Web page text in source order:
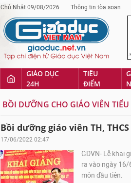
Chủ Nhật 09/08/2026 Thông tin tòa soạn
GIÁO DỤC
24H
TIÊU
ĐIỂM
BỒI DƯỠNG CHO GIÁO VIÊN
Bồi dưỡng giáo viên TH,
17/06/2022 02:47
GDVN- Lễ khai
ra vào ngày 16/
môn đầu tiên.